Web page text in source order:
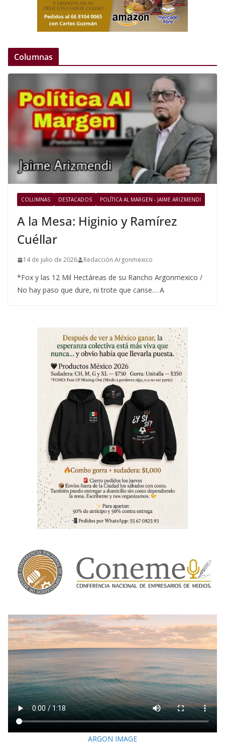
Columnas
COLUMNAS DESTACADOS POLÍTICA AL MARGEN - JAIME ARIZMENDI
A la Mesa: Higinio y Ramírez
Cuéllar
14 de julio de 2026 Redacción Argonmexico
*Fox y las 12 Mil Hectáreas de su Rancho Argonmexico /
No hay paso que dure, ni trote que canse… A
ARGON IMAGE